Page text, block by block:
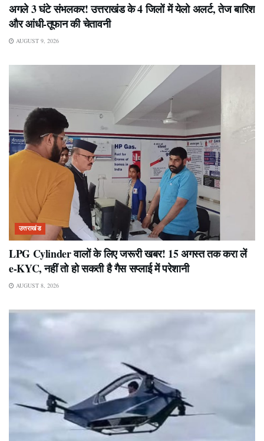
अगले 3 घंटे संभलकर! उत्तराखंड के 4 जिलों में येलो अलर्ट, तेज बारिश
और आंधी-तूफान की चेतावनी
AUGUST 9, 2026
उत्तराखंड
LPG Cylinder वालों के लिए जरूरी खबर! 15 अगस्त तक करा लें
e-KYC, नहीं तो हो सकती है गैस सप्लाई में परेशानी
AUGUST 8, 2026